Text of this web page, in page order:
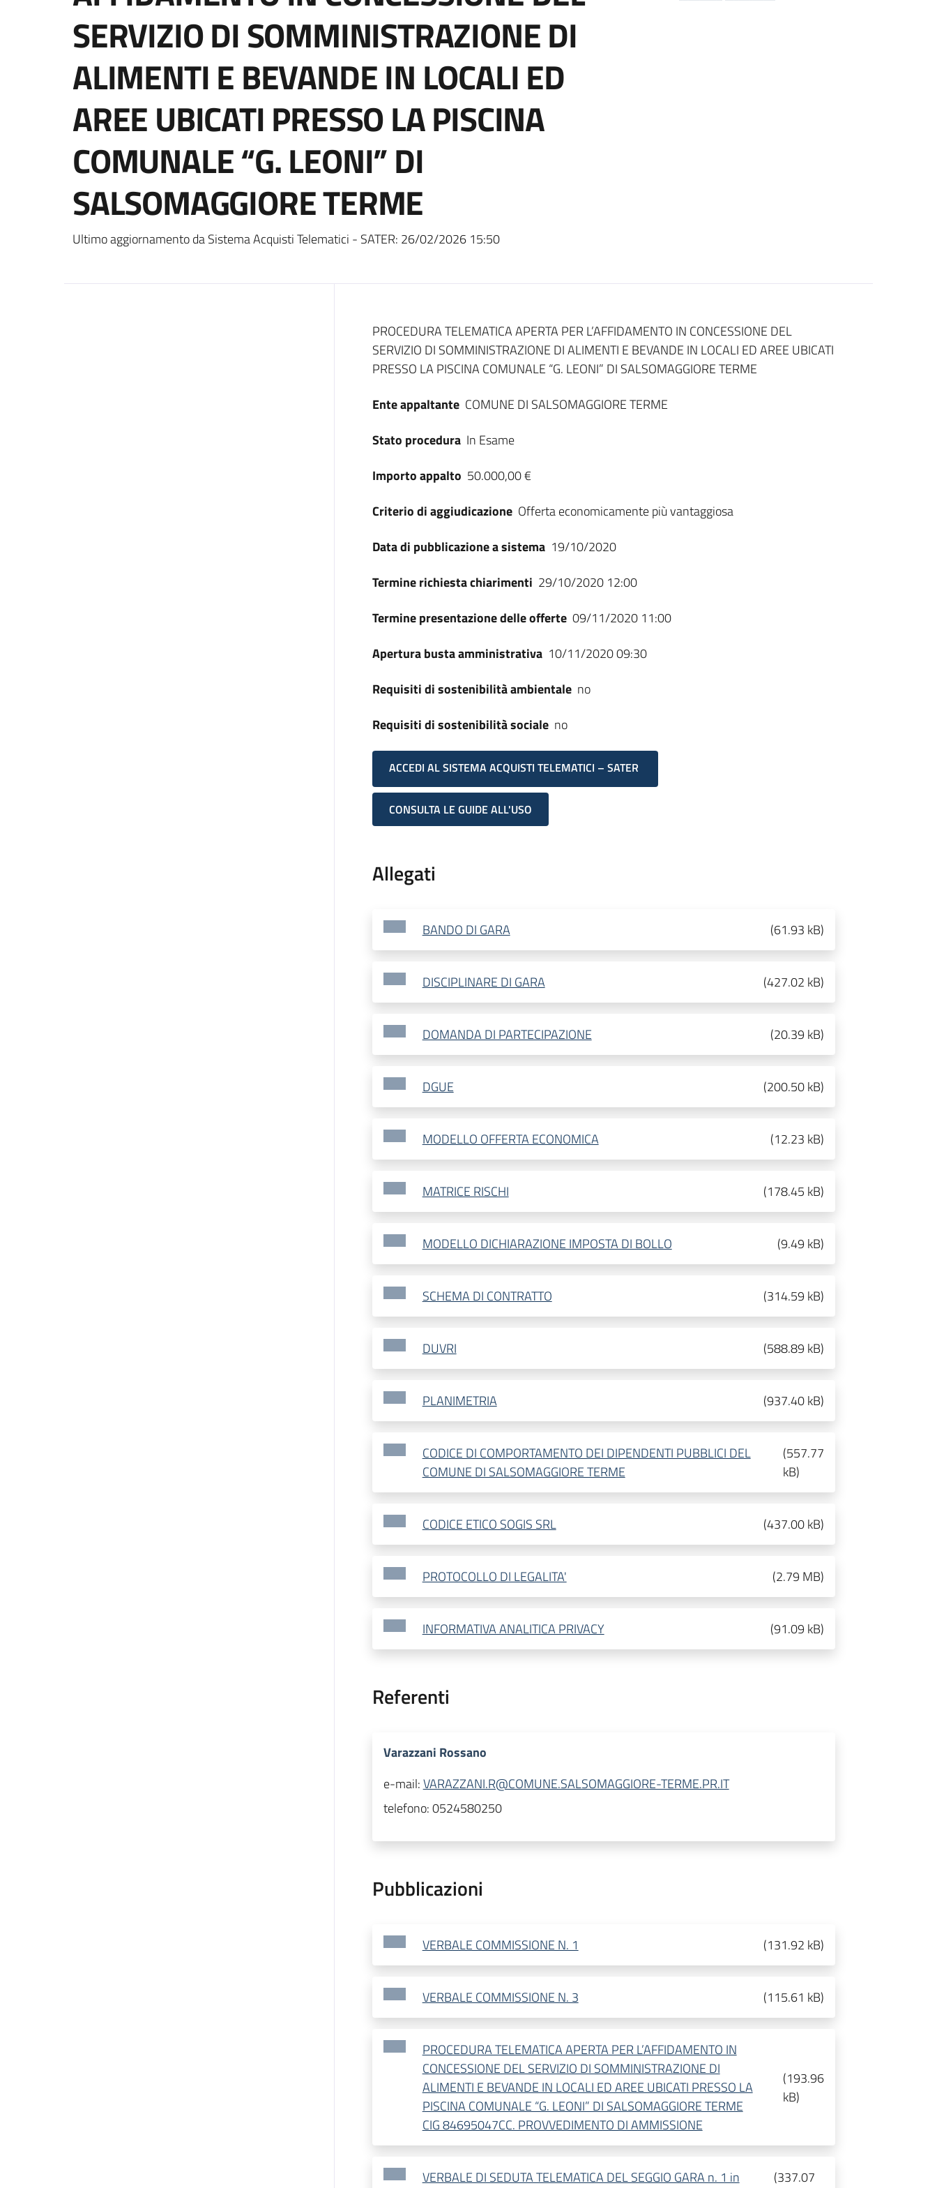
SERVIZIO DI SOMMINISTRAZIONE DI
ALIMENTI E BEVANDE IN LOCALI ED
AREE UBICATI PRESSO LA PISCINA
COMUNALE “G. LEONI” DI
SALSOMAGGIORE TERME
Ultimo aggiornamento da Sistema Acquisti Telematici - SATER: 26/02/2026 15:50
Dati del bando
PROCEDURA TELEMATICA APERTA PER L’AFFIDAMENTO IN CONCESSIONE DEL
SERVIZIO DI SOMMINISTRAZIONE DI ALIMENTI E BEVANDE IN LOCALI ED AREE UBICATI
PRESSO LA PISCINA COMUNALE “G. LEONI” DI SALSOMAGGIORE TERME
Ente appaltante COMUNE DI SALSOMAGGIORE TERME
Stato procedura In Esame
Importo appalto 50.000,00 €
Criterio di aggiudicazione Offerta economicamente più vantaggiosa
Data di pubblicazione a sistema 19/10/2020
Termine richiesta chiarimenti 29/10/2020 12:00
Termine presentazione delle offerte 09/11/2020 11:00
Apertura busta amministrativa 10/11/2020 09:30
Requisiti di sostenibilità ambientale no
Requisiti di sostenibilità sociale no
ACCEDI AL SISTEMA ACQUISTI TELEMATICI – SATER
CONSULTA LE GUIDE ALL'USO
Allegati
BANDO DI GARA (61.93 kB)
DISCIPLINARE DI GARA (427.02 kB)
DOMANDA DI PARTECIPAZIONE (20.39 kB)
DGUE (200.50 kB)
MODELLO OFFERTA ECONOMICA (12.23 kB)
MATRICE RISCHI (178.45 kB)
MODELLO DICHIARAZIONE IMPOSTA DI BOLLO (9.49 kB)
SCHEMA DI CONTRATTO (314.59 kB)
DUVRI (588.89 kB)
PLANIMETRIA (937.40 kB)
CODICE DI COMPORTAMENTO DEI DIPENDENTI PUBBLICI DEL
COMUNE DI SALSOMAGGIORE TERME
(557.77
kB)
CODICE ETICO SOGIS SRL (437.00 kB)
PROTOCOLLO DI LEGALITA' (2.79 MB)
INFORMATIVA ANALITICA PRIVACY (91.09 kB)
Referenti
Varazzani Rossano
e-mail:VARAZZANI.R@COMUNE.SALSOMAGGIORE-TERME.PR.IT
telefono:0524580250
Pubblicazioni
VERBALE COMMISSIONE N. 1 (131.92 kB)
VERBALE COMMISSIONE N. 3 (115.61 kB)
PROCEDURA TELEMATICA APERTA PER L’AFFIDAMENTO IN
CONCESSIONE DEL SERVIZIO DI SOMMINISTRAZIONE DI
ALIMENTI E BEVANDE IN LOCALI ED AREE UBICATI PRESSO LA
PISCINA COMUNALE “G. LEONI” DI SALSOMAGGIORE TERME
CIG 84695047CC. PROVVEDIMENTO DI AMMISSIONE
(193.96
kB)
VERBALE DI SEDUTA TELEMATICA DEL SEGGIO GARA n. 1 in
(337.07